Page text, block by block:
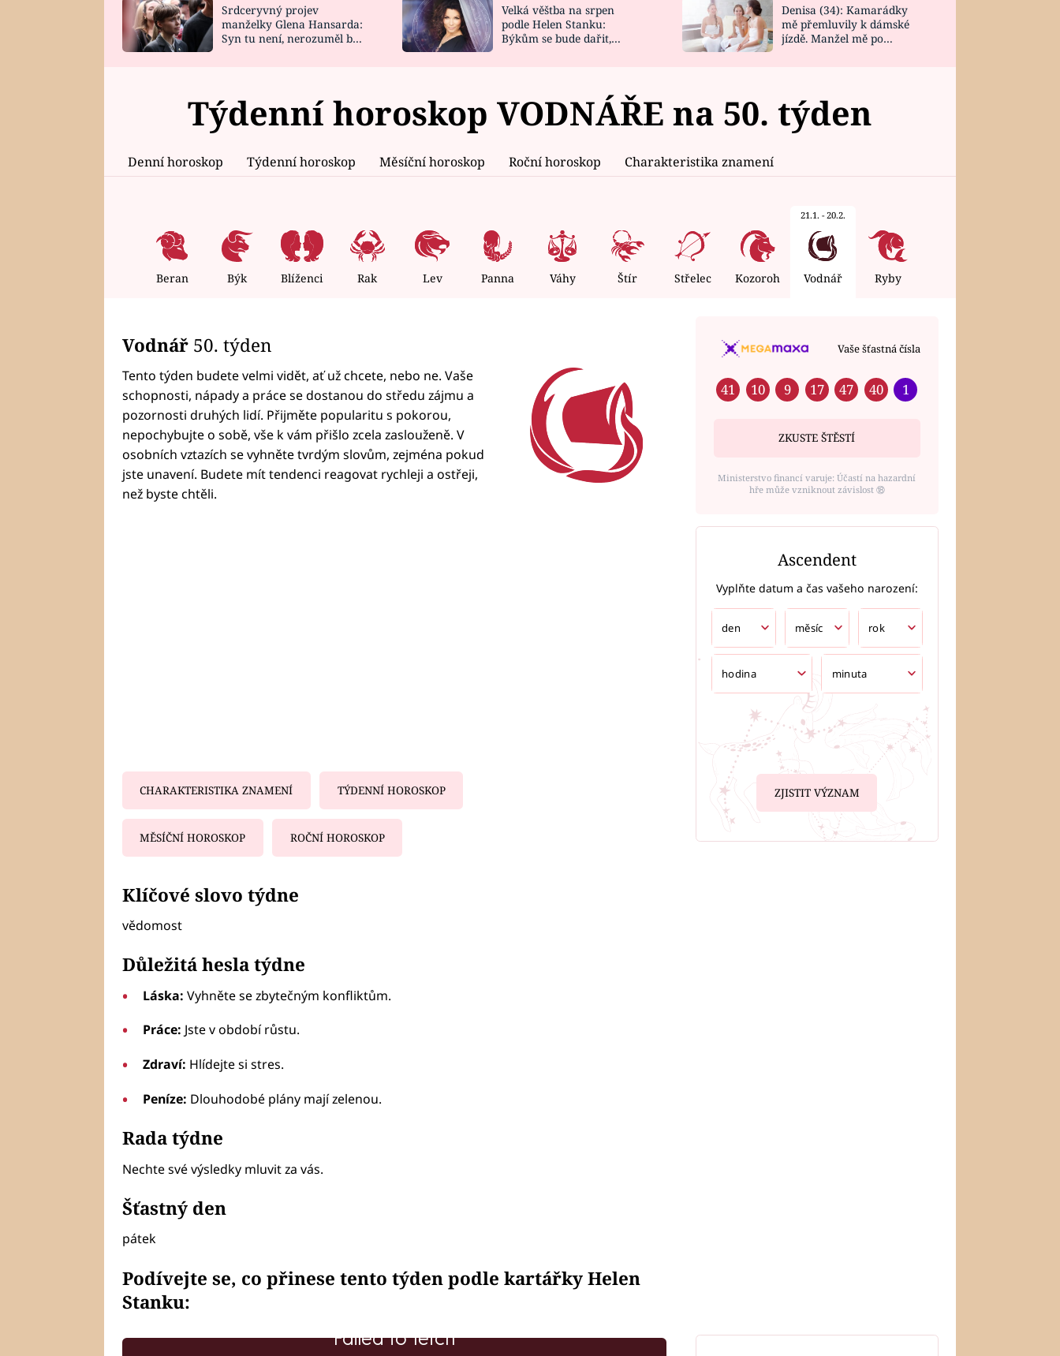
HOROSKOP NA
CELEBRITY
VAŘENÍ
NOVINKY
VIDEORECEPTY
DESIGN
Srdceryvný projev
manželky Glena Hansarda:
Syn tu není, nerozuměl by
Velká věštba na srpen
podle Helen Stanku:
Býkům se bude dařit,
Denisa (34): Kamarádky
mě přemluvily k dámské
jízdě. Manžel mě po
Týdenní horoskop VODNÁŘE na 50. týden
Denní horoskop Týdenní horoskop Měsíční horoskop Roční horoskop Charakteristika znamení
Beran Býk Blíženci Rak Lev Panna Váhy Štír Střelec Kozoroh
21.1. - 20.2.
Vodnář Ryby
Vodnář 50. týden
Tento týden budete velmi vidět, ať už chcete, nebo ne. Vaše
schopnosti, nápady a práce se dostanou do středu zájmu a
pozornosti druhých lidí. Přijměte popularitu s pokorou,
nepochybujte o sobě, vše k vám přišlo zcela zaslouženě. V
osobních vztazích se vyhněte tvrdým slovům, zejména pokud
jste unavení. Budete mít tendenci reagovat rychleji a ostřeji,
než byste chtěli.
CHARAKTERISTIKA ZNAMENÍ TÝDENNÍ HOROSKOP
MĚSÍČNÍ HOROSKOP ROČNÍ HOROSKOP
Klíčové slovo týdne
vědomost
Důležitá hesla týdne
Láska: Vyhněte se zbytečným konfliktům.
Práce: Jste v období růstu.
Zdraví: Hlídejte si stres.
Peníze: Dlouhodobé plány mají zelenou.
Rada týdne
Nechte své výsledky mluvit za vás.
Šťastný den
pátek
Podívejte se, co přinese tento týden podle kartářky Helen
Stanku:
Failed to fetch
Vaše šťastná čísla
41 10 9 17 47 40 1
ZKUSTE ŠTĚSTÍ
Ministerstvo financí varuje: Účastí na hazardní
hře může vzniknout závislost ⑱
Ascendent
Vyplňte datum a čas vašeho narození:
ZJISTIT VÝZNAM